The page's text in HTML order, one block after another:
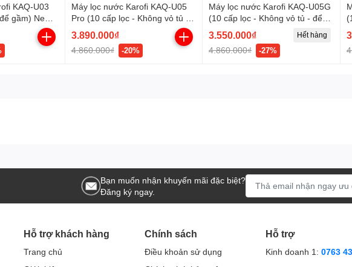
KAQ-U03
gầm) New
Máy lọc nước Karofi KAQ-U05
Pro (10 cấp lọc - Không vỏ tủ -
để gầm) mới nhất 2023
3.890.000₫
4.860.000₫ -20%
Máy lọc nước Karofi KAQ-U05G
(10 cấp lọc - Không vỏ tủ - để
gầm)
3.550.000₫
4.860.000₫ -27%
Hết hàng
Bạn muốn nhận khuyến mãi đặc biệt?
Đăng ký ngay.
Hỗ trợ khách hàng
Trang chủ
Chính sách
Điều khoản sử dụng
Hỗ trợ
Kinh doanh 1: 0763